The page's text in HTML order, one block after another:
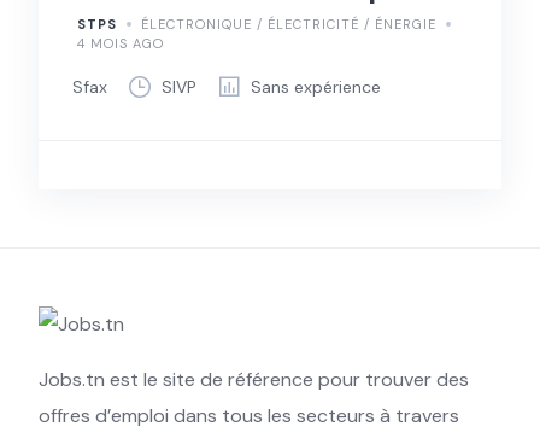
STPS
ÉLECTRONIQUE / ÉLECTRICITÉ / ÉNERGIE
4 MOIS AGO
Sfax SIVP Sans expérience
Jobs.tn est le site de référence pour trouver des
offres d’emploi dans tous les secteurs à travers